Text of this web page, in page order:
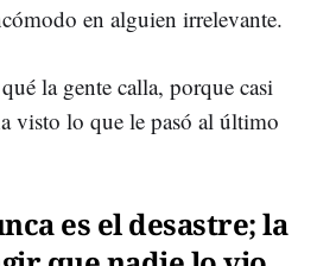
en alguien irrelevante.
la gente calla, porque casi
visto lo que le pasó al último
es el desastre; la